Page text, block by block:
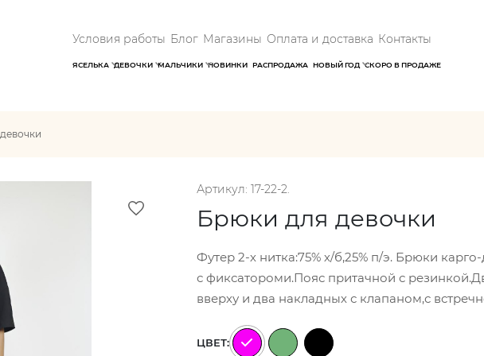
Условия работы Блог Магазины Оплата и доставка Контакты
ЯСЕЛЬКА ДЕВОЧКИ МАЛЬЧИКИ НОВИНКИ РАСПРОДАЖА НОВЫЙ ГОД СКОРО В ПРОДАЖЕ
Артикул: 17-22-2.
Брюки для девочки
Футер 2-х нитка:75% х/б,25% п/э. Брюки
с фиксатороми.Пояс притачной с
вверху и два накладных с клапаном,с
ЦВЕТ: